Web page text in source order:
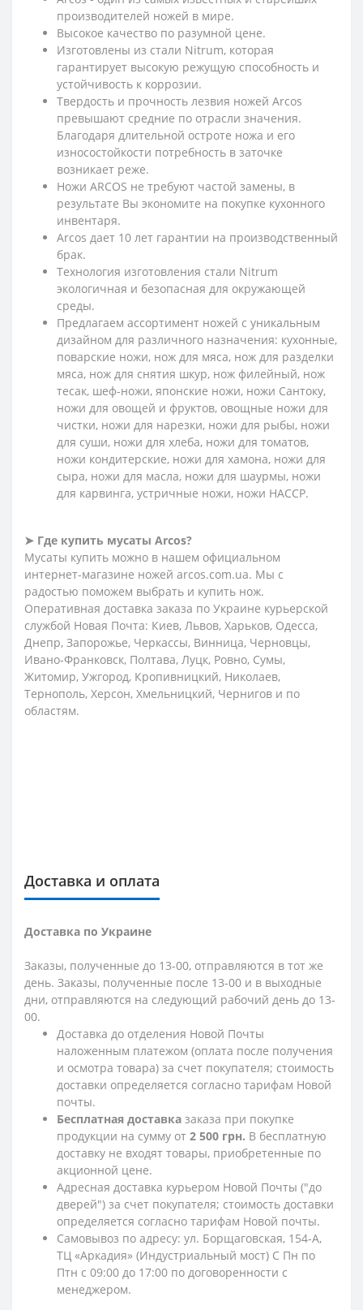
производителей ножей в мире.
Высокое качество по разумной цене.
Изготовлены из стали Nitrum, которая
гарантирует высокую режущую способность и
устойчивость к коррозии.
Твердость и прочность лезвия ножей Arcos
превышают средние по отрасли значения.
Благодаря длительной остроте ножа и его
износостойкости потребность в заточке
возникает реже.
Ножи ARCOS не требуют частой замены, в
результате Вы экономите на покупке кухонного
инвентаря.
Arcos дает 10 лет гарантии на производственный
брак.
Технология изготовления стали Nitrum
экологичная и безопасная для окружающей
среды.
Предлагаем ассортимент ножей с уникальным
дизайном для различного назначения: кухонные,
поварские ножи, нож для мяса, нож для разделки
мяса, нож для снятия шкур, нож филейный, нож
тесак, шеф-ножи, японские ножи, ножи Сантоку,
ножи для овощей и фруктов, овощные ножи для
чистки, ножи для нарезки, ножи для рыбы, ножи
для суши, ножи для хлеба, ножи для томатов,
ножи кондитерские, ножи для хамона, ножи для
сыра, ножи для масла, ножи для шаурмы, ножи
для карвинга, устричные ножи, ножи HACCP.
➤ Где купить мусаты Arcos?
Мусаты купить можно в нашем официальном
интернет-магазине ножей arcos.com.ua. Мы с
радостью поможем выбрать и купить нож.
Оперативная доставка заказа по Украине курьерской
службой Новая Почта: Киев, Львов, Харьков, Одесса,
Днепр, Запорожье, Черкассы, Винница, Черновцы,
Ивано-Франковск, Полтава, Луцк, Ровно, Сумы,
Житомир, Ужгород, Кропивницкий, Николаев,
Тернополь, Херсон, Хмельницкий, Чернигов и по
областям.
Доставка и оплата
Доставка по Украине
Заказы, полученные до 13-00, отправляются в тот же
день. Заказы, полученные после 13-00 и в выходные
дни, отправляются на следующий рабочий день до 13-
00.
Доставка до отделения Новой Почты
наложенным платежом (оплата после получения
и осмотра товара) за счет покупателя; стоимость
доставки определяется согласно тарифам Новой
почты.
Бесплатная доставка заказа при покупке
продукции на сумму от 2 500 грн. В бесплатную
доставку не входят товары, приобретенные по
акционной цене.
Адресная доставка курьером Новой Почты ("до
дверей") за счет покупателя; стоимость доставки
определяется согласно тарифам Новой почты.
Самовывоз по адресу: ул. Борщаговская, 154-А,
ТЦ «Аркадия» (Индустриальный мост) С Пн по
Птн с 09:00 до 17:00 по договоренности с
менеджером.